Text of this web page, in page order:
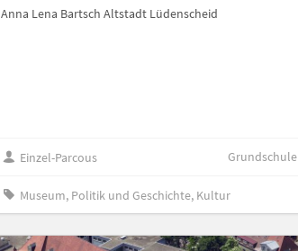
Anna Lena Bartsch Altstadt Lüdenscheid
Einzel-Parcous Grundschule
Museum, Politik und Geschichte, Kultur